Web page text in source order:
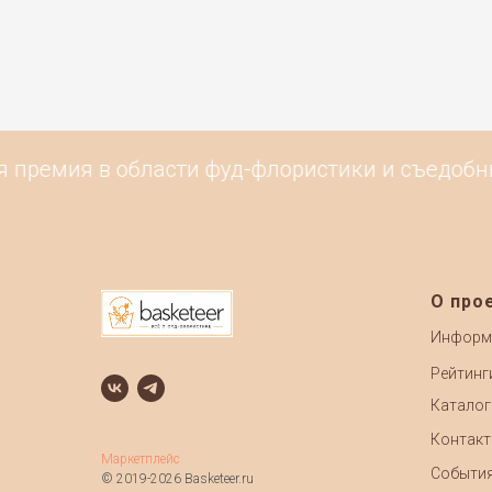
в области фуд-флористики и
Маркетплейс
© 2019-2026 Basketeer.ru
О